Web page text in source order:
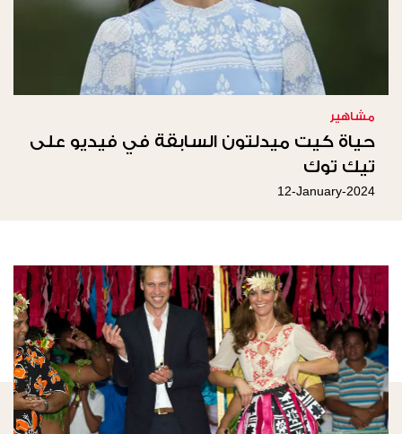
مشاهير
حياة كيت ميدلتون السابقة في فيديو على
تيك توك
12-January-2024